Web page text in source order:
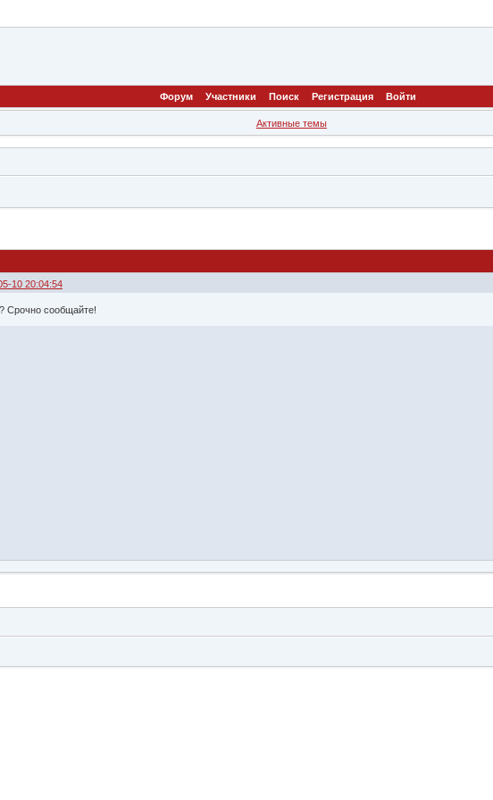
Форум Участники Поиск Регистрация Войти
Активные темы
10 20:04:54
Срочно сообщайте!